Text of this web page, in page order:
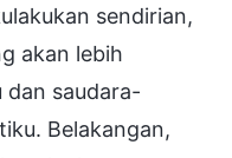
sendirian,
akan lebih
dan saudara-
Belakangan,